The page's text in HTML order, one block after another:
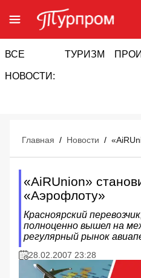
ВСЕ
НОВОСТИ:
ТУРИЗМ
Главная / Новости /
«AiRUnion»
«Аэрофлоту»
Красноярский
полноценно вышел на
регулярный рынок
28.02.2007 23:28